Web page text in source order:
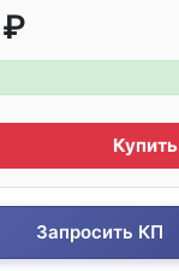
Купить
Запросить КП